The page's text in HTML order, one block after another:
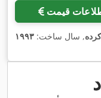
قیمت
, سال ساخت: ۱۹۹۳